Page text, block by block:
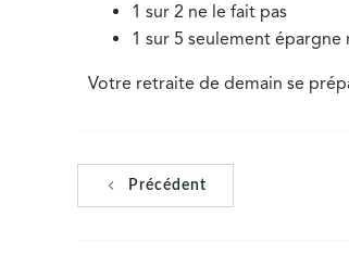
1 sur 2 ne le fait pas
1 sur 5 seulement
Votre retraite de demain se
Précédent